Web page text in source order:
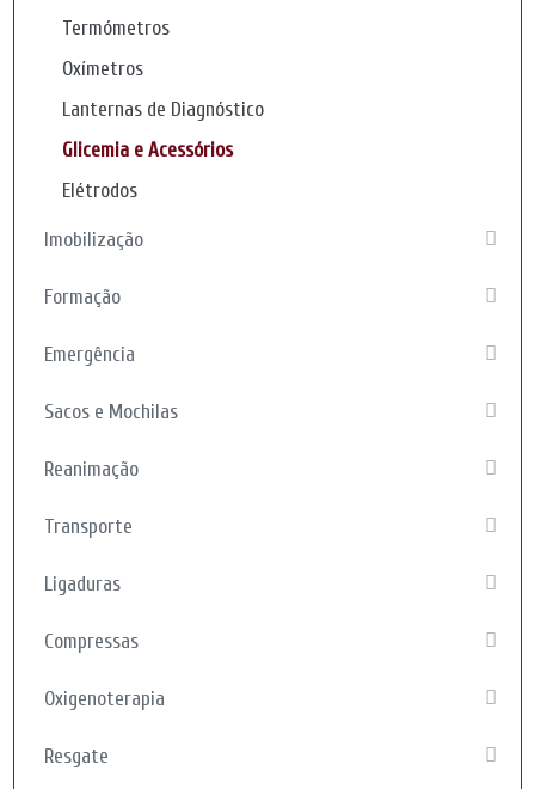
Termómetros
Oxímetros
Lanternas de Diagnóstico
Glicemia e Acessórios
Elétrodos
Imobilização
Formação
Emergência
Sacos e Mochilas
Reanimação
Transporte
Ligaduras
Compressas
Oxigenoterapia
Resgate